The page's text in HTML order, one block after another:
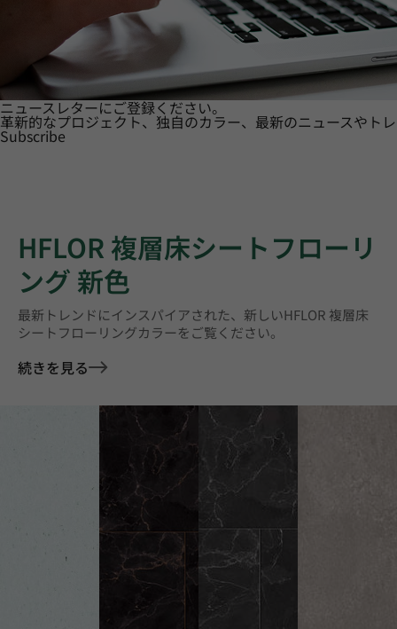
ニュースレターにご登録ください。
革新的なプロジェクト、独自のカラー、最新のニュースやト
Subscribe
HFLOR 複層床シートフローリ
ング 新色
最新トレンドにインスパイアされた、新しいHFLOR 複層床
シートフローリングカラーをご覧ください。
続きを見る